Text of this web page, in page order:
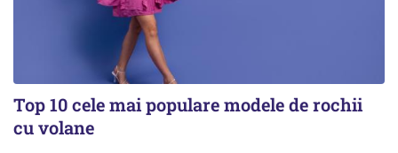
Top 10 cele mai populare modele de rochii
cu volane